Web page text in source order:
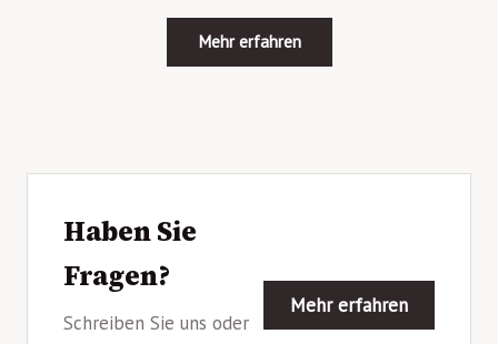
Mehr erfahren
Haben Sie
Fragen?
Schreiben Sie uns oder
Mehr erfahren